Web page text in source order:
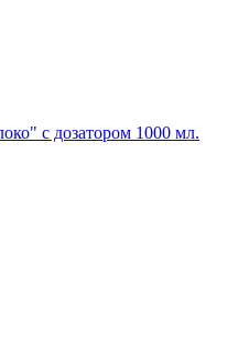
с дозатором 1000 мл.